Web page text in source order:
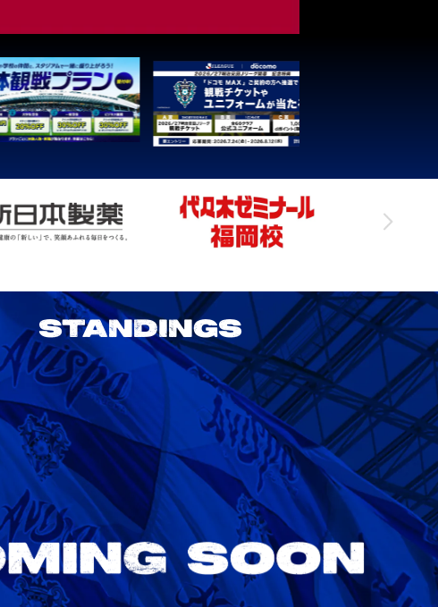
2026/27 明治安田J1リーグ 第3節
アビスパ福岡 vs 鹿島アントラーズ
8/22Sat. 18:00
STANDINGS